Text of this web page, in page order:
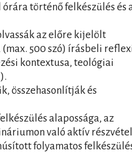
történő felkészülés és
az előre kijelölt
(max. 500 szó) írásbeli
kontextusa, teológiai
összehasonlítják és
alapossága, az
való aktív
folyamatos